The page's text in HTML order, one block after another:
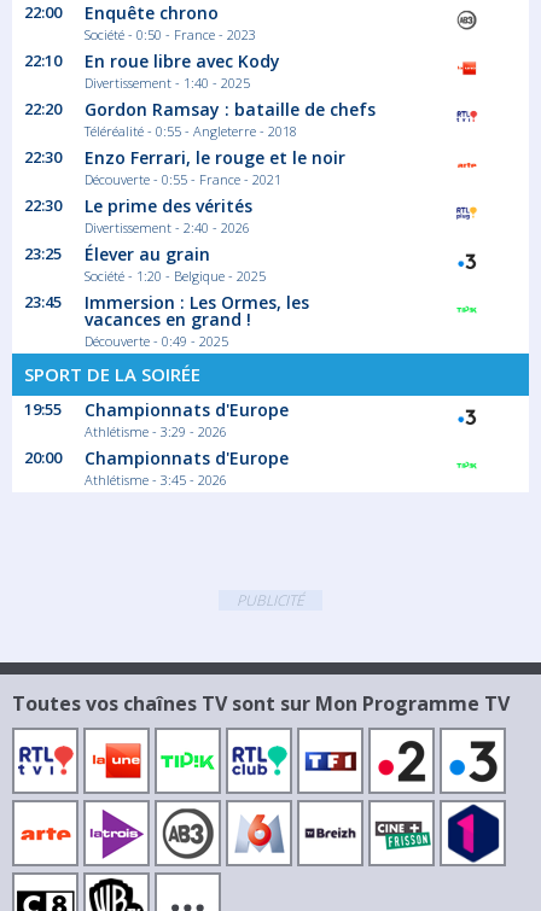
23:20
Dertigers
Saison 7 épisode
De vrienden komen samen om Sami te
troosten. Die...
Série/Feuilleton Drame
23:45
VRT NWS journaal
Information
22:00 Enquête chrono
Société - 0:50 - France - 2023
22:10 En roue libre avec Kody
Divertissement - 1:40 - 2025
22:20 Gordon Ramsay : bataille de chefs
Téléréalité - 0:55 - Angleterre - 2018
22:30 Enzo Ferrari, le rouge et le noir
Découverte - 0:55 - France - 2021
22:30 Le prime des vérités
Divertissement - 2:40 - 2026
23:25 Élever au grain
Société - 1:20 - Belgique - 2025
23:45 Immersion : Les Ormes, les
vacances en grand !
Découverte - 0:49 - 2025
SPORT DE LA SOIRÉE
19:55 Championnats d'Europe
Athlétisme - 3:29 - 2026
20:00 Championnats d'Europe
Athlétisme - 3:45 - 2026
PUBLICITÉ
Toutes vos chaînes TV sont sur Mon Programme TV